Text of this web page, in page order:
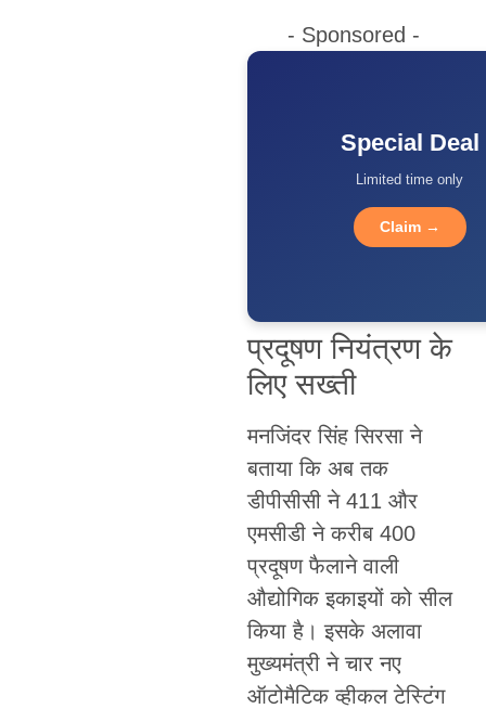
- Sponsored -
Special Deal
Limited time only
Claim →
प्रदूषण नियंत्रण के
लिए सख्ती
मनजिंदर सिंह सिरसा ने
बताया कि अब तक
डीपीसीसी ने 411 और
एमसीडी ने करीब 400
प्रदूषण फैलाने वाली
औद्योगिक इकाइयों को सील
किया है। इसके अलावा
मुख्यमंत्री ने चार नए
ऑटोमैटिक व्हीकल टेस्टिंग